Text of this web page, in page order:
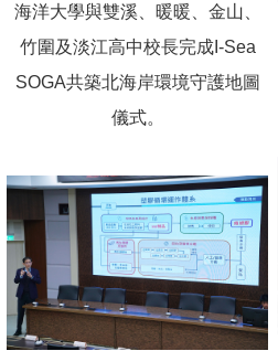
海洋大學與雙溪、暖暖、金山、
竹圍及淡江高中校長完成I-Sea
SOGA共築北海岸環境守護地圖
儀式。